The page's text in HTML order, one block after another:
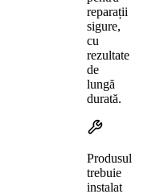
reparații
sigure,
cu
rezultate
de
lungă
durată.
Produsul
trebuie
instalat